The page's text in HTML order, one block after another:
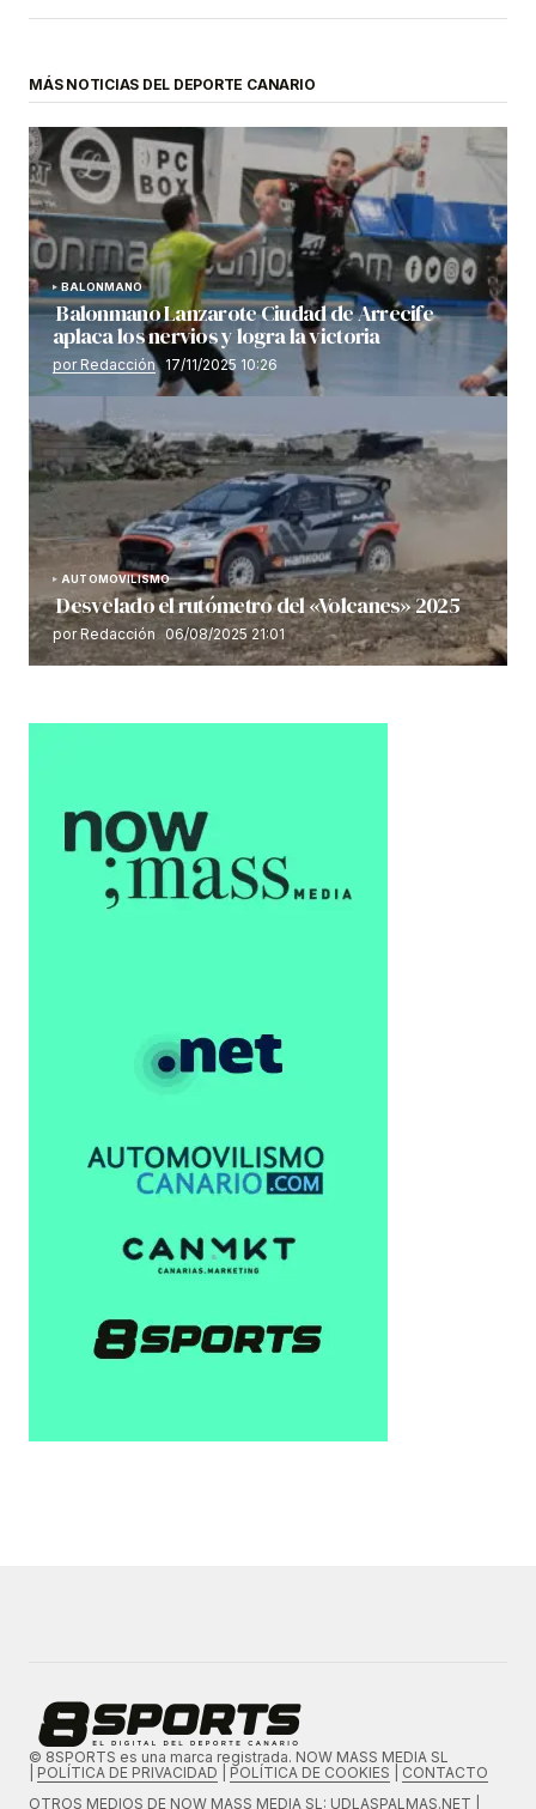
MÁS NOTICIAS DEL DEPORTE CANARIO
BALONMANO
Balonmano Lanzarote Ciudad de Arrecife
aplaca los nervios y logra la victoria
por Redacción 17/11/2025 10:26
AUTOMOVILISMO
Desvelado el rutómetro del «Volcanes» 2025
por Redacción 06/08/2025 21:01
© 8SPORTS es una marca registrada. NOW MASS MEDIA SL
POLÍTICA DE PRIVACIDAD POLÍTICA DE COOKIES
CONTACTO
OTROS MEDIOS DE NOW MASS MEDIA SL: UDLASPALMAS.NET |